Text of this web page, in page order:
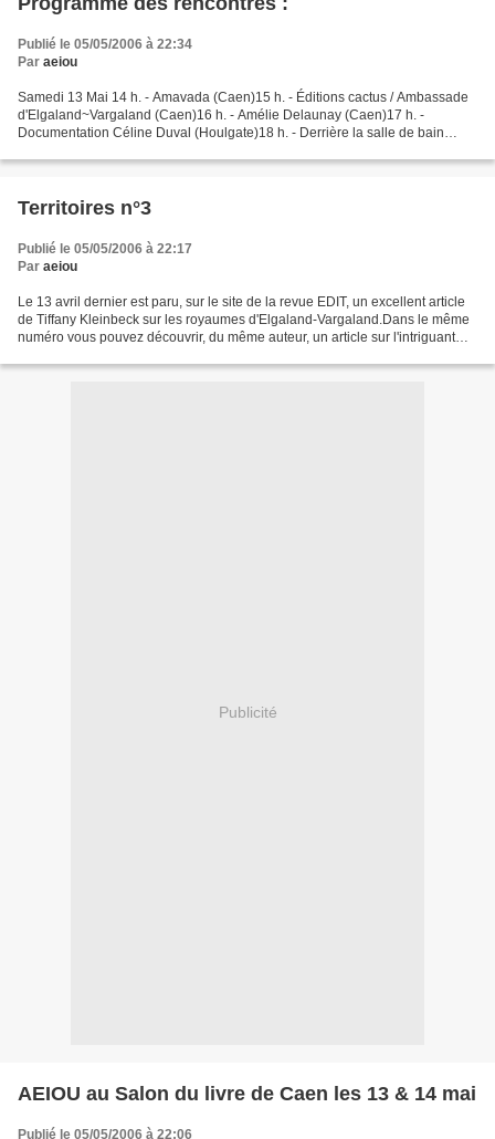
Publié le 05/05/2006 à 22:34
Par aeiou
Samedi 13 Mai 14 h. - Amavada (Caen)15 h. - Éditions cactus / Ambassade
d'Elgaland~Vargaland (Caen)16 h. - Amélie Delaunay (Caen)17 h. -
Documentation Céline Duval (Houlgate)18 h. - Derrière la salle de bain
Territoires n°3
Publié le 05/05/2006 à 22:17
Par aeiou
Le 13 avril dernier est paru, sur le site de la revue EDIT, un excellent article
de Tiffany Kleinbeck sur les royaumes d'Elgaland-Vargaland.Dans le même
numéro vous pouvez découvrir, du même auteur, un article sur l'intriguant
Publicité
AEIOU au Salon du livre de Caen les 13 & 14 mai
Publié le 05/05/2006 à 22:06